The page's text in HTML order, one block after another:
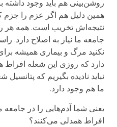
روشن‌بینی هم باید وجود
همین دلیل هم اگر عزم را جزم
نتیجه‌اش تخریب است. همه هر
جامعه ما نیاز به اصلاح
نکنید مرگ و بیماری همیشه
دارد که روزی این شعله افراط
نباید نادیده بگیریم که
ما هم وجود دارد.
یعنی شما آدم‌هایی را در جامعه
افراط همدلی می‌کنند؟